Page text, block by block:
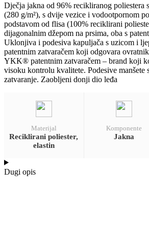
Dječja jakna od 96% recikliranog poliestera
(280 g/m²), s dvije vezice i vodootpornom
podstavom od flisa (100% reciklirani
dijagonalnim džepom na prsima, oba s
Uklonjiva i podesiva kapuljača s uzicom i
patentnim zatvaračem koji odgovara
YKK® patentnim zatvaračem – brand koji
visoku kontrolu kvalitete. Podesive manšete
zatvaranje. Zaobljeni donji dio leđa
Materijal
Reciklirani poliester,
elastin
Komponente
Jakna
Dugi opis